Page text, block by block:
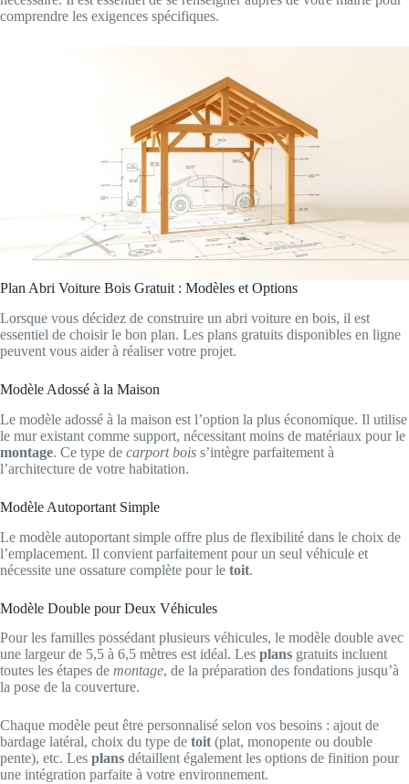
comprendre les exigences spécifiques.
Plan Abri Voiture Bois Gratuit : Modèles et Options
Lorsque vous décidez de construire un abri voiture en bois, il est
essentiel de choisir le bon plan. Les plans gratuits disponibles en ligne
peuvent vous aider à réaliser votre projet.
Modèle Adossé à la Maison
Le modèle adossé à la maison est l’option la plus économique. Il utilise
le mur existant comme support, nécessitant moins de matériaux pour le
montage. Ce type de carport bois s’intègre parfaitement à
l’architecture de votre habitation.
Modèle Autoportant Simple
Le modèle autoportant simple offre plus de flexibilité dans le choix de
l’emplacement. Il convient parfaitement pour un seul véhicule et
nécessite une ossature complète pour le toit.
Modèle Double pour Deux Véhicules
Pour les familles possédant plusieurs véhicules, le modèle double avec
une largeur de 5,5 à 6,5 mètres est idéal. Les plans gratuits incluent
toutes les étapes de montage, de la préparation des fondations jusqu’à
la pose de la couverture.
Chaque modèle peut être personnalisé selon vos besoins : ajout de
bardage latéral, choix du type de toit (plat, monopente ou double
pente), etc. Les plans détaillent également les options de finition pour
une intégration parfaite à votre environnement.